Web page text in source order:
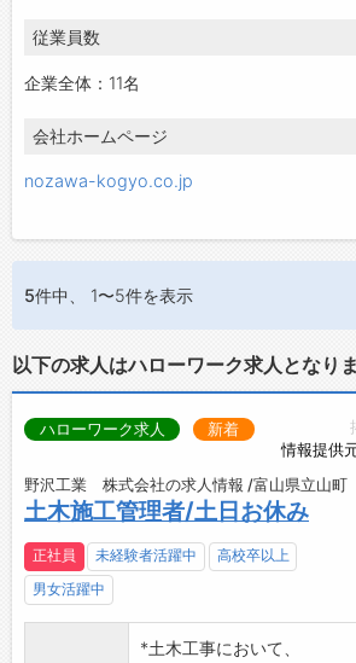
従業員数
企業全体：11名
会社ホームページ
nozawa-kogyo.co.jp
5件中、 1〜5件を表示
以下の求人はハローワーク求人となりま
情報提供
ハローワーク求人 新着
野沢工業 株式会社の求人情報 /富山県立山町
土木施工管理者/土日お休み
正社員 未経験者活躍中
高校卒以上
男女活躍中
*土木工事において、